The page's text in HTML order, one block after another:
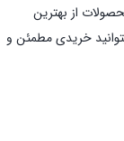
از بهترین
خریدی مطمئن و